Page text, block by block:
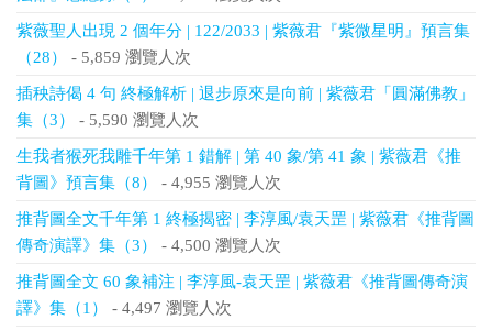
紫薇聖人出現 2 個年分 | 122/2033 | 紫薇君『紫微星明』預言集
（28）
- 5,859 瀏覽人次
插秧詩偈 4 句 終極解析 | 退步原來是向前 | 紫薇君「圓滿佛教」
集（3）
- 5,590 瀏覽人次
生我者猴死我雕千年第 1 錯解 | 第 40 象/第 41 象 | 紫薇君《推
背圖》預言集（8）
- 4,955 瀏覽人次
推背圖全文千年第 1 終極揭密 | 李淳風/袁天罡 | 紫薇君《推背圖
傳奇演譯》集（3）
- 4,500 瀏覽人次
推背圖全文 60 象補注 | 李淳風-袁天罡 | 紫薇君《推背圖傳奇演
譯》集（1）
- 4,497 瀏覽人次